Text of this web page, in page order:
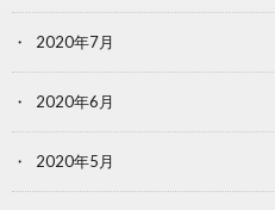
2020年7月
2020年6月
2020年5月